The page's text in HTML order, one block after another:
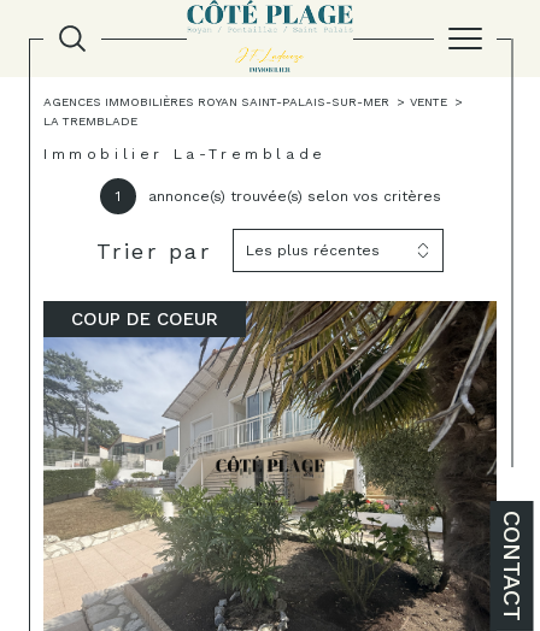
CONTACT
AGENCES IMMOBILIÈRES ROYAN SAINT-PALAIS-SUR-MER
VENTE
LA TREMBLADE
Immobilier La-Tremblade
1 annonce(s) trouvée(s) selon vos critères
Trier par Les plus récentes
COUP DE COEUR